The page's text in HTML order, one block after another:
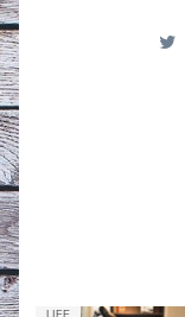
LIFE